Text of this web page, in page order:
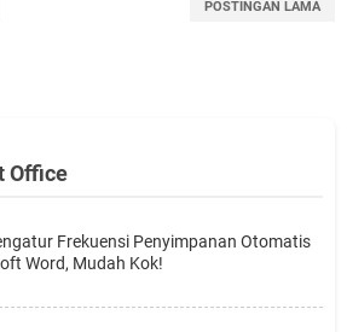
POSTINGAN LAMA
Office
Frekuensi Penyimpanan Otomatis
Word, Mudah Kok!